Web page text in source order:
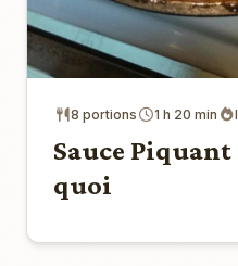
8 portions 1 h 20 min
Sauce
quoi